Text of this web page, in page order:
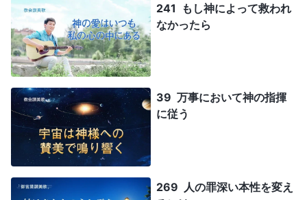
241 もし神によって救われ
なかったら
39 万事において神の指揮
に従う
269 人の罪深い本性を変え